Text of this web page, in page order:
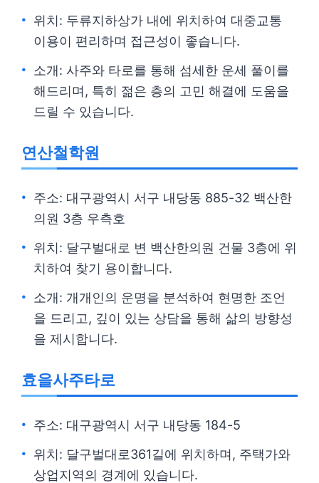
위치: 두류지하상가 내에 위치하여 대중교통
이용이 편리하며 접근성이 좋습니다.
소개: 사주와 타로를 통해 섬세한 운세 풀이를
해드리며, 특히 젊은 층의 고민 해결에 도움을
드릴 수 있습니다.
연산철학원
주소: 대구광역시 서구 내당동 885-32 백산한
의원 3층 우측호
위치: 달구벌대로 변 백산한의원 건물 3층에 위
치하여 찾기 용이합니다.
소개: 개개인의 운명을 분석하여 현명한 조언
을 드리고, 깊이 있는 상담을 통해 삶의 방향성
을 제시합니다.
효을사주타로
주소: 대구광역시 서구 내당동 184-5
위치: 달구벌대로361길에 위치하며, 주택가와
상업지역의 경계에 있습니다.